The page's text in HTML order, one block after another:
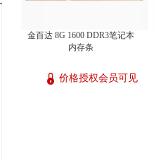
金百达 8G 1600 DDR3笔记本
内存条
价格授权会员可见